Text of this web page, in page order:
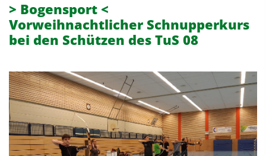
> Bogensport <
Vorweihnachtlicher Schnupperkurs
bei den Schützen des TuS 08